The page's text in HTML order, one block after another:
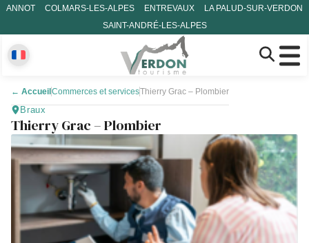
ANNOT COLMARS-LES-ALPES ENTREVAUX
LA PALUD-SUR-VERDON
SAINT-ANDRÉ-LES-ALPES
← Accueil Commerces et servicesThierry Grac – Plombier
Braux
Thierry Grac – Plombier